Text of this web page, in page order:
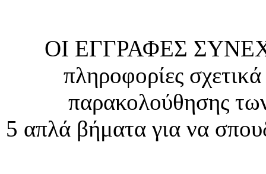
ΟΙ ΕΓΓΡΑΦΕΣ
πληροφορίες
παρακολούθησης
5 απλά βήματα για να